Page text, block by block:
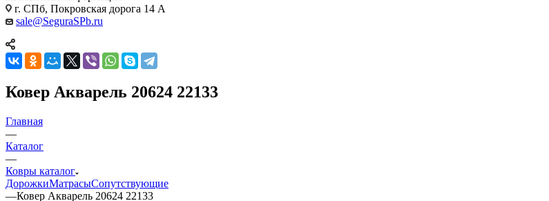
г. СПб, Покровская дорога 14 А
sale@SeguraSPb.ru
Ковер Акварель 20624 22133
Главная
—
Каталог
—
Ковры каталог
ДорожкиМатрасыСопутствующие
—Ковер Акварель 20624 22133